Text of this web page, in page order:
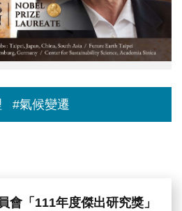
#氣候變遷
會「111年度傑出研究獎」